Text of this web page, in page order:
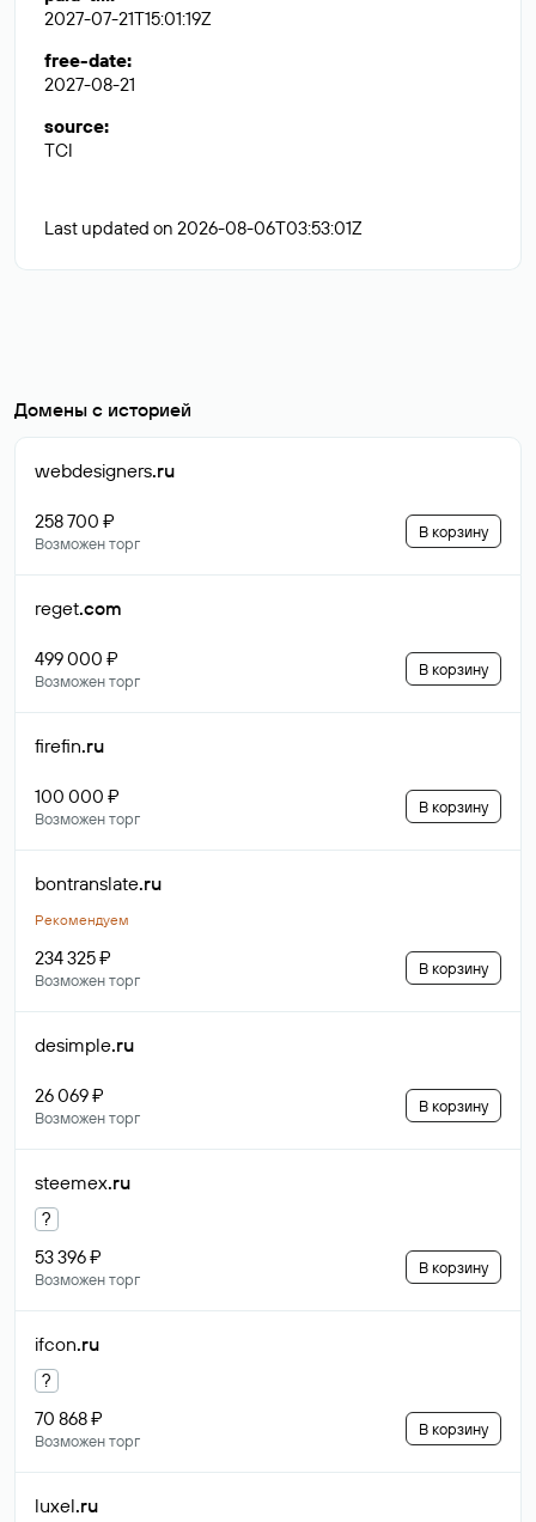
2027-07-21T15:01:19Z
free-date:
2027-08-21
source:
TCI
Last updated on 2026-08-06T03:53:01Z
Домены с историей
webdesigners.ru
258 700 ₽
Возможен торг
В корзину
reget.com
499 000 ₽
Возможен торг
В корзину
firefin.ru
100 000 ₽
Возможен торг
В корзину
bontranslate.ru
Рекомендуем
234 325 ₽
Возможен торг
В корзину
desimple.ru
26 069 ₽
Возможен торг
В корзину
steemex.ru
?
53 396 ₽
Возможен торг
В корзину
ifcon.ru
?
70 868 ₽
Возможен торг
В корзину
luxel.ru